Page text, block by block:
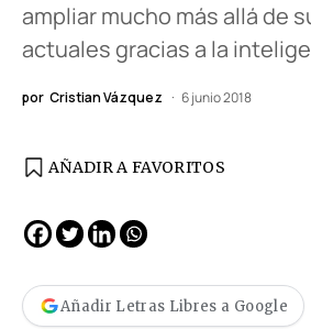
ampliar mucho más allá de
actuales gracias a la
por Cristian Vázquez 6 junio 2018
AÑADIR A FAVORITOS
Añadir Letras Libres a Google